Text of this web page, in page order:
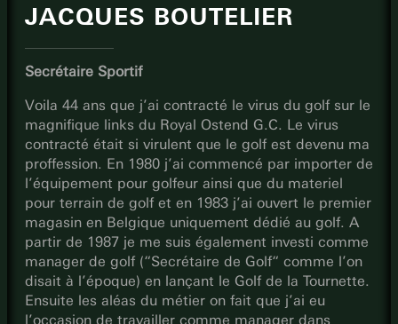
JACQUES BOUTELIER
Secrétaire Sportif
Voila 44 ans que j’ai contracté le virus du golf sur le
magnifique links du Royal Ostend G.C. Le virus
contracté était si virulent que le golf est devenu ma
proffession. En 1980 j’ai commencé par importer de
l’équipement pour golfeur ainsi que du materiel
pour terrain de golf et en 1983 j’ai ouvert le premier
magasin en Belgique uniquement dédié au golf. A
partir de 1987 je me suis également investi comme
manager de golf (“Secrétaire de Golf“ comme l’on
disait à l’époque) en lançant le Golf de la Tournette.
Ensuite les aléas du métier on fait que j’ai eu
l’occasion de travailler comme manager dans